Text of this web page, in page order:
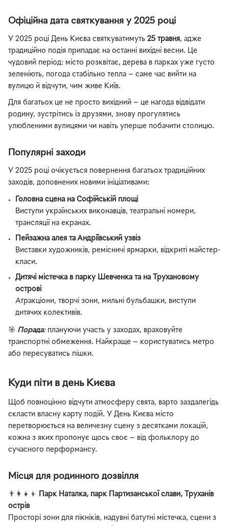
Офіційна дата святкування у 2025 році
У 2025 році День Києва святкуватимуть 25 травня, адже
традиційно подія припадає на останні вихідні весни. Це
чудовий період: місто розквітає, дерева в парках уже густо
зеленіють, погода стабільно тепла — саме час вийти на
вулицю й відчути, чим живе Київ.
Для багатьох це не просто вихідний — це нагода відвідати
родину, зустрітись із друзями, знову прогулятись
улюбленими вулицями чи навіть уперше побачити столицю.
Популярні заходи
У 2025 році очікується повернення багатьох традиційних
заходів, доповнених новими ініціативами:
Головна сцена на Софійській площі
Виступи українських виконавців, театральні номери,
трансляції на екранах.
Пейзажна алея та Андріївський узвіз
Виставки художників, ремісничі ярмарки, відкриті майстер-
класи.
Дитячі містечка в парку Шевченка та на Трухановому
острові
Атракціони, творчі зони, мильні бульбашки, виступи
дитячих колективів.
🎯 Порада:плануючи участь у заходах, враховуйте
транспортні обмеження. Найкраще — користуватись метро
або пересуватись пішки.
Куди піти в день Києва
Щоб повноцінно відчути атмосферу свята, варто заздалегідь
скласти власну карту подій. У День Києва місто
перетворюється на величезну сцену з десятками локацій,
кожна з яких пропонує щось своє — від фольклору до
сучасного перформансу.
Місця для родинного дозвілля
👨‍👩‍👧‍👦
Парк Наталка, парк Партизанської слави, Труханів
острів
Просторі зони для пікніків, надувні батутні містечка, сцени з